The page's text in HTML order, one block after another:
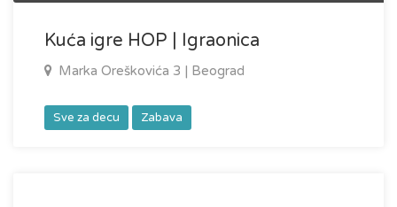
Kuća igre HOP | Igraonica
Marka Oreškovića 3 | Beograd
Sve za decu Zabava